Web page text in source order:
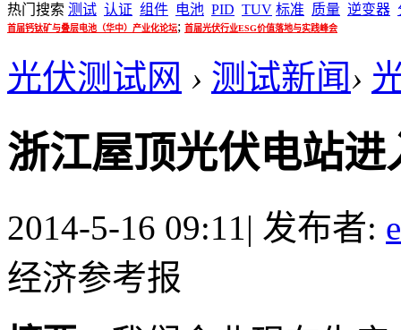
热门搜索 测试 认证 组件 电池 PID TUV 标准 质量 逆变器
首届钙钛矿与叠层电池（华中）产业化论坛; 首届光伏行业ESG价值落地与实践峰会
光伏测试网 › 测试新闻›
浙江屋顶光伏电站
2014-5-16 09:11| 发布者:
经济参考报